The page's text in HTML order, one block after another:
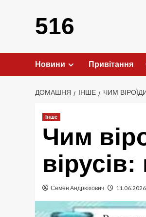
516
Новини Привітання
ДОМАШНЯ ІНШЕ ЧИМ
Інше
Чим
вірусів:
Семен Андрюхович 11.06.2026